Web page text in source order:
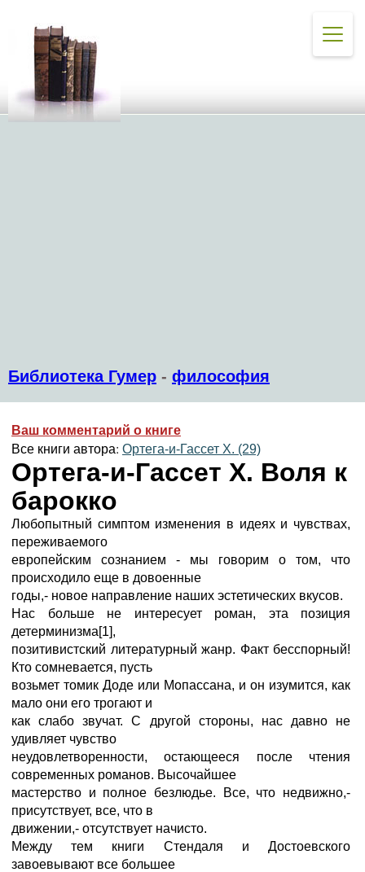
Библиотека Гумер - философия
Ваш комментарий о книге
Все книги автора: Ортега-и-Гассет Х. (29)
Ортега-и-Гассет Х. Воля к
барокко
Любопытный симптом изменения в идеях и чувствах,
переживаемого
европейским сознанием - мы говорим о том, что
происходило еще в довоенные
годы,- новое направление наших эстетических вкусов.
Нас больше не интересует роман, эта позиция
детерминизма[1],
позитивистский литературный жанр. Факт бесспорный!
Кто сомневается, пусть
возьмет томик Доде или Мопассана, и он изумится, как
мало они его трогают и
как слабо звучат. С другой стороны, нас давно не
удивляет чувство
неудовлетворенности, остающееся после чтения
современных романов. Высочайшее
мастерство и полное безлюдье. Все, что недвижно,-
присутствует, все, что в
движении,- отсутствует начисто.
Между тем книги Стендаля и Достоевского
завоевывают все большее